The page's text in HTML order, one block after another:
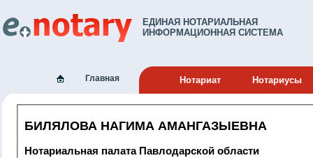
ЕДИНАЯ НОТАРИАЛЬНАЯ
ИНФОРМАЦИОННАЯ СИСТЕМА
Главная Нотариат Нотариусы
БИЛЯЛОВА НАГИМА АМАНГАЗЫЕВНА
Нотариальная палата Павлодарской области